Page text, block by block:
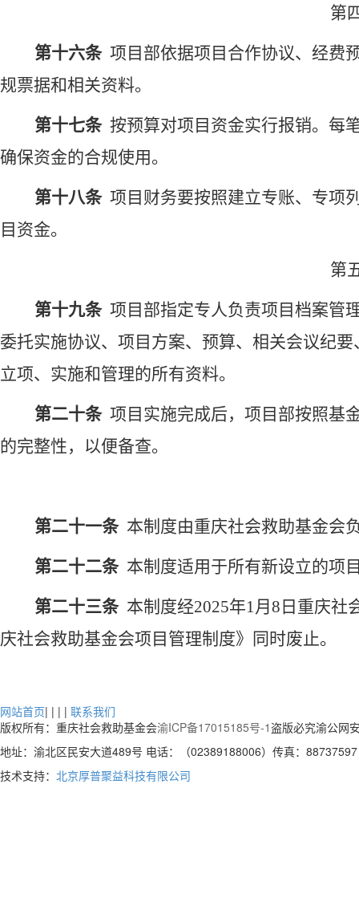
第
第十六条 项目部依据项目合作协议、经费
规票据和相关资料。
第十七条 按预算对项目资金实行报销。每
确保资金的合规使用。
第十八条 项目财务要按照建立专账、专项
目资金。
第
第十九条 项目部指定专人负责项目档案管
委托实施协议、项目方案、预算、相关会议纪
立项、实施和管理的所有资料。
第二十条 项目 实施完成后，项目部按照基
的完整性，以便备查。
第二十一条 本制度由重庆社会救助基金会
第二十二条 本制度适用于所有新设立的项
第二十三条 本制度经2025年1月 8 日重庆社
庆社会救助基金会项目管理制度》同时废止。
网站首页| | | | 联系我们
版权所有：重庆社会救助基金会渝ICP备17015185号-1盗版必究渝公网
地址：渝北区民安大道489号 电话：（02389188006）传真：
技术支持： 北京厚普聚益科技有限公司